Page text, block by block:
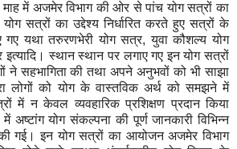
में अजमेर विभाग की ओर से पांच योग सत्रों का
सत्रों का उद्देश्य निर्धारित करते हुए सत्रों के
गए यथा तरुरणभेरी योग सत्र, युवा कौशल्य योग
स्थान स्थान पर लगाए गए इन योग सत्रों
ने सहभागिता की तथा अपने अनुभवों को भी साझा
लोगों को योग के वास्तविक अर्थ को समझने में
में न केवल व्यवहारिक प्रशिक्षण प्रदान किया
अष्टांग योग संकल्पना की पूर्ण जानकारी विभिन्न
गई। इन योग सत्रों का आयोजन अजमेर विभाग